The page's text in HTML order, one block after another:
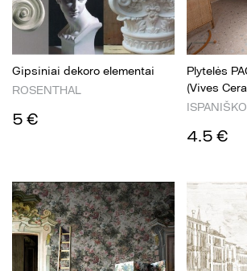
Gipsiniai dekoro elementai
ROSENTHAL
5 €
Plytelės
(Vives
4.5 €